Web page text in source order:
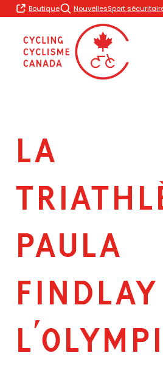
Skip
to
Boutique NouvellesSport
LA
PAULA